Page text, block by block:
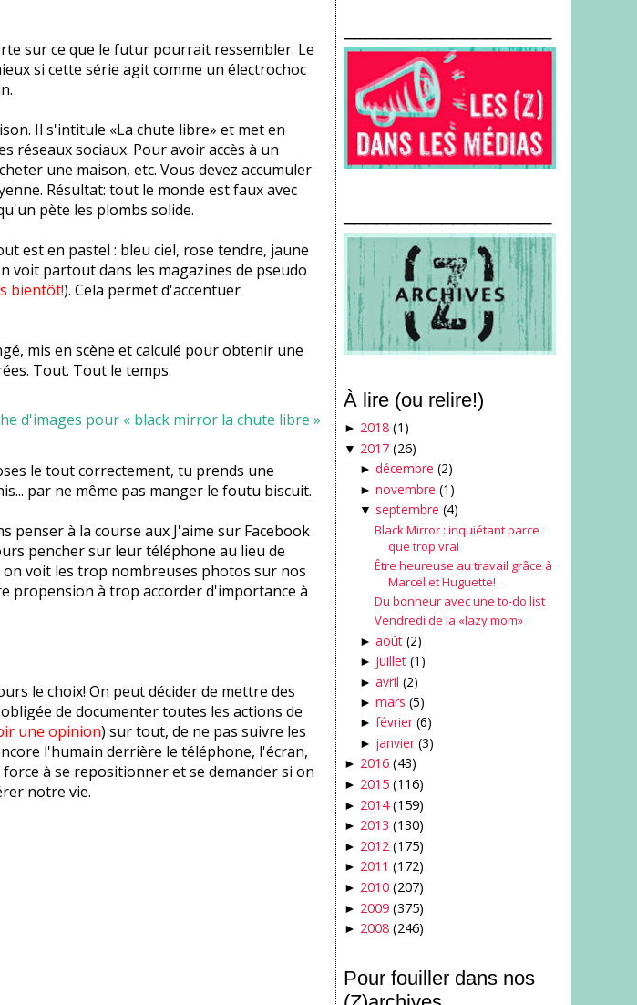
sur ce que le futur pourrait ressembler. Le
si cette série agit comme un électrochoc
Il s'intitule «La chute libre» et met en
réseaux sociaux. Pour avoir accès à un
une maison, etc. Vous devez accumuler
Résultat: tout le monde est faux avec
pète les plombs solide.
est en pastel : bleu ciel, rose tendre, jaune
voit partout dans les magazines de pseudo
bientôt!). Cela permet d'accentuer
mis en scène et calculé pour obtenir une
Tout. Tout le temps.
le tout correctement, tu prends une
par ne même pas manger le foutu biscuit.
penser à la course aux J'aime sur Facebook
pencher sur leur téléphone au lieu de
on voit les trop nombreuses photos sur nos
propension à trop accorder d'importance à
le choix! On peut décider de mettre des
de documenter toutes les actions de
une opinion) sur tout, de ne pas suivre les
l'humain derrière le téléphone, l'écran,
à se repositionner et se demander si on
notre vie.
À lire (ou relire!)
► 2018 (1)
▼ 2017 (26)
► décembre (2)
► novembre (1)
▼ septembre (4)
Black Mirror : inquiétant parce
que trop vrai
Être heureuse au travail grâce à
Marcel et Huguette!
Du bonheur avec une to-do list
Vendredi de la «lazy mom»
► août (2)
► juillet (1)
► avril (2)
► mars (5)
► février (6)
► janvier (3)
► 2016 (43)
► 2015 (116)
► 2014 (159)
► 2013 (130)
► 2012 (175)
► 2011 (172)
► 2010 (207)
► 2009 (375)
► 2008 (246)
Pour fouiller dans nos